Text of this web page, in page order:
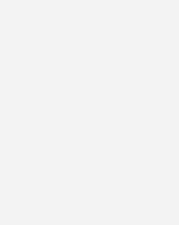
für
befinden
der neu
erlebt wird,
die im
oder ihr